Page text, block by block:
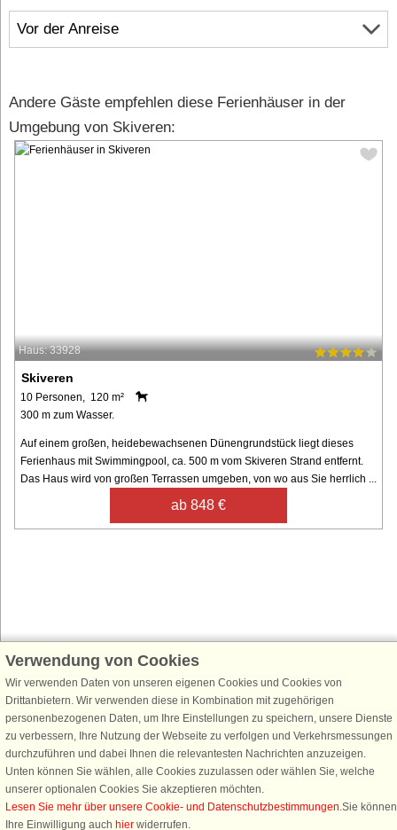
Vor der Anreise
Andere Gäste empfehlen diese Ferienhäuser in der
Umgebung von Skiveren:
Haus: 33928
Skiveren
10 Personen, 120 m²
300 m zum Wasser.
Auf einem großen, heidebewachsenen Dünengrundstück liegt dieses
Ferienhaus mit Swimmingpool, ca. 500 m vom Skiveren Strand entfernt.
Das Haus wird von großen Terrassen umgeben, von wo aus Sie herrlich ...
ab 848 €
Schließen Sie sich 100.000 Ferienhaus-Fans an
Erhalten Sie einenWillkommensgutschein von 25 € für Ihren nächsten
Ferienhausurlaub - melden Sie sich einfach für den DanCenter Newsletter
an. Verpassen Sie nie wieder exklusive Angebote, Gewinnspiele und
Urlaubstipps!
Verwendung von Cookies
Wir verwenden Daten von unseren eigenen Cookies und Cookies von
Drittanbietern. Wir verwenden diese in Kombination mit zugehörigen
personenbezogenen Daten, um Ihre Einstellungen zu speichern, unsere Dienste
zu verbessern, Ihre Nutzung der Webseite zu verfolgen und Verkehrsmessungen
durchzuführen und dabei Ihnen die relevantesten Nachrichten anzuzeigen.
Unten können Sie wählen, alle Cookies zuzulassen oder wählen Sie, welche
unserer optionalen Cookies Sie akzeptieren möchten.
Lesen Sie mehr über unsere Cookie- und Datenschutzbestimmungen.Sie können
Ihre Einwilligung auch hier widerrufen.